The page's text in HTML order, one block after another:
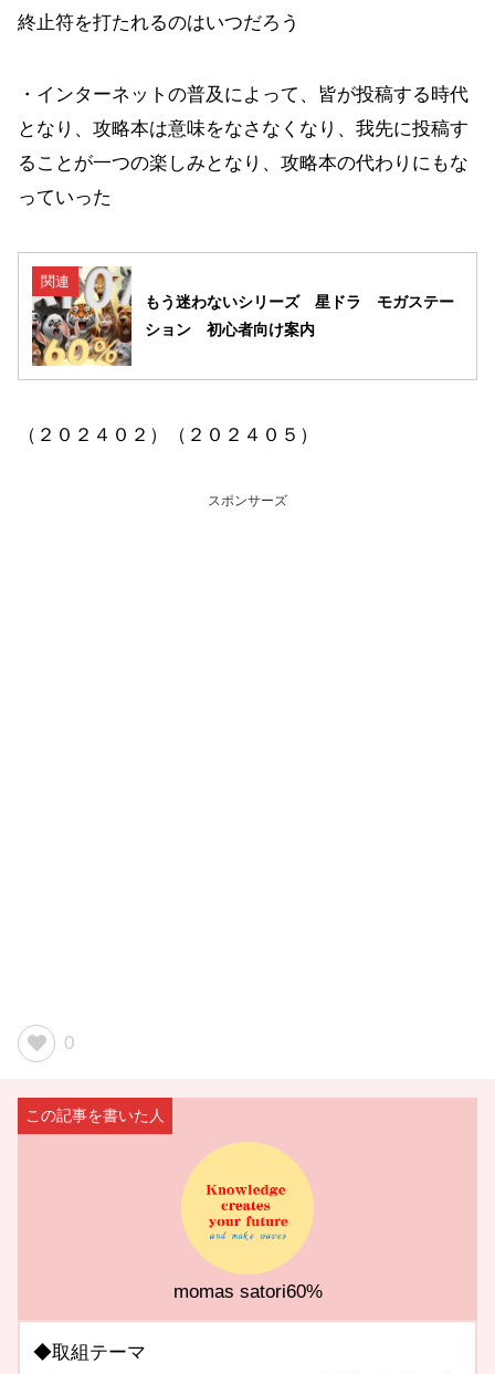
終止符を打たれるのはいつだろう
・インターネットの普及によって、皆が投稿する時代
となり、攻略本は意味をなさなくなり、我先に投稿す
ることが一つの楽しみとなり、攻略本の代わりにもな
っていった
関連
もう迷わないシリーズ 星ドラ モガステー
ション 初心者向け案内
（２０２４０２）（２０２４０５）
スポンサーズ
0
momas satori60%
◆取組テーマ